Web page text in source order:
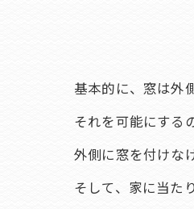
基本的に、窓は外
それを可能にする
外側に窓を付けな
そして、家に当た